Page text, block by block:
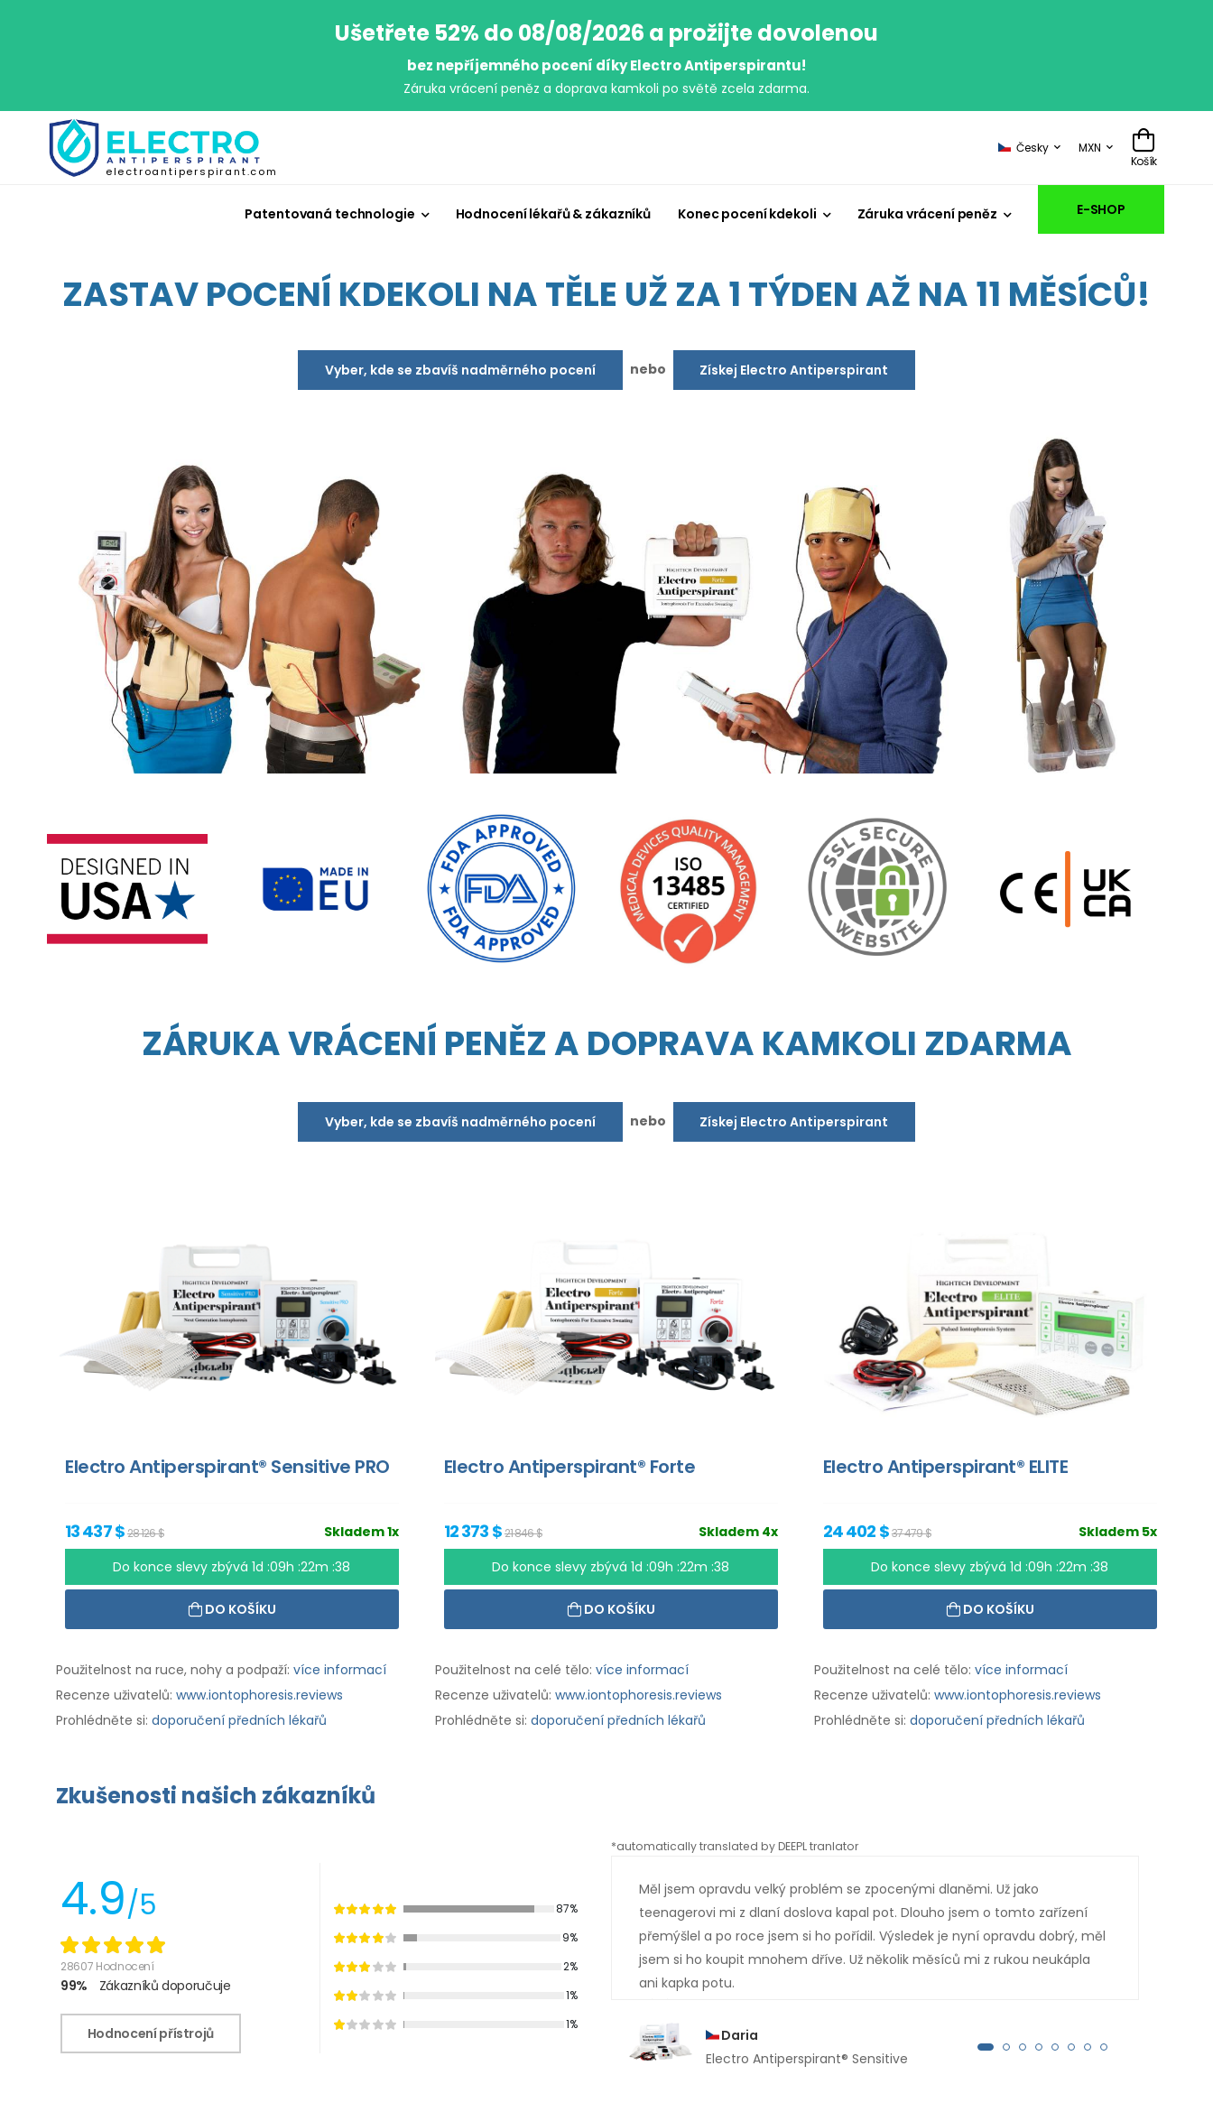
Ušetřete 52% do 08/08/2026 a prožijte dovolenou
bez nepříjemného pocení díky Electro Antiperspirantu!
Záruka vrácení peněz a doprava kamkoli po světě zcela zdarma.
electroantiperspirant.com
Česky
MXN
Košík
Patentovaná technologie Hodnocení lékařů & zákazníků Konec pocení kdekoli Záruka vrácení peněz E-SHOP
ZASTAV POCENÍ KDEKOLI NA TĚLE UŽ ZA 1 TÝDEN AŽ NA 11 MĚSÍCŮ!
Vyber, kde se zbavíš nadměrného pocení nebo Získej Electro Antiperspirant
ZÁRUKA VRÁCENÍ PENĚZ A DOPRAVA KAMKOLI ZDARMA
Vyber, kde se zbavíš nadměrného pocení nebo Získej Electro Antiperspirant
Electro Antiperspirant® Sensitive PRO
Skladem 1x
13 437 $28 126 $
Do konce slevy zbývá1d :09h :22m :36
DO KOŠÍKU
Použitelnost na ruce, nohy a podpaží: více informací
Recenze uživatelů: www.iontophoresis.reviews
Prohlédněte si: doporučení předních lékařů
Electro Antiperspirant® Forte
Skladem 4x
12 373 $21 846 $
Do konce slevy zbývá1d :09h :22m :36
DO KOŠÍKU
Použitelnost na celé tělo: více informací
Recenze uživatelů: www.iontophoresis.reviews
Prohlédněte si: doporučení předních lékařů
Electro Antiperspirant® ELITE
Skladem 5x
24 402 $37 479 $
Do konce slevy zbývá1d :09h :22m :36
DO KOŠÍKU
Použitelnost na celé tělo: více informací
Recenze uživatelů: www.iontophoresis.reviews
Prohlédněte si: doporučení předních lékařů
Zkušenosti našich zákazníků
4.9/5
28607 Hodnocení
99% Zákazníků doporučuje
Hodnocení přístrojů
87%
9%
2%
1%
1%
*automatically translated by DEEPL tranlator
Měl jsem opravdu velký problém se zpocenými dlaněmi. Už jako
teenagerovi mi z dlaní doslova kapal pot. Dlouho jsem o tomto zařízení
přemýšlel a po roce jsem si ho pořídil. Výsledek je nyní opravdu dobrý, měl
jsem si ho koupit mnohem dříve. Už několik měsíců mi z rukou neukápla
ani kapka potu.
Daria
Electro Antiperspirant® Sensitive